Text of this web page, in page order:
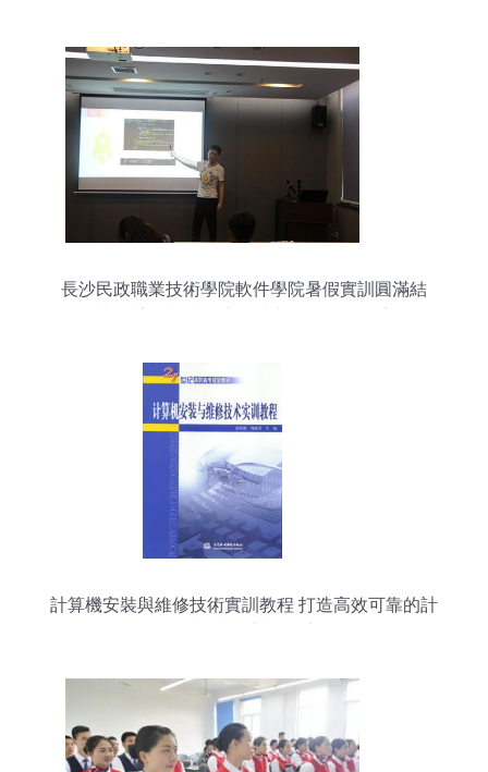
長沙民政職業技術學院軟件學院暑假實訓圓滿結
計算機安裝與維修技術實訓教程 打造高效可靠的計